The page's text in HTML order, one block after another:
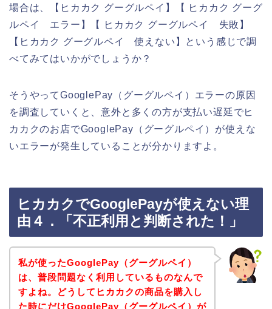
場合は、【ヒカカク グーグルペイ】【 ヒカカク グーグ
ルペイ エラー】【 ヒカカク グーグルペイ 失敗】
【ヒカカク グーグルペイ 使えない】という感じで調
べてみてはいかがでしょうか？
そうやってGooglePay（グーグルペイ）エラーの原因
を調査していくと、意外と多くの方が支払い遅延でヒ
カカクのお店でGooglePay（グーグルペイ）が使えな
いエラーが発生していることが分かりますよ。
ヒカカクでGooglePayが使えない理
由４．「不正利用と判断された！」
私が使ったGooglePay（グーグルペイ）
は、普段問題なく利用しているものなんで
すよね。どうしてヒカカクの商品を購入し
た時にだけGooglePay（グーグルペイ）が